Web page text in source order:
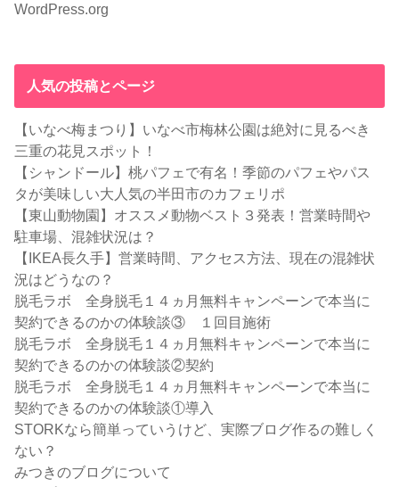
WordPress.org
人気の投稿とページ
【いなべ梅まつり】いなべ市梅林公園は絶対に見るべき
三重の花見スポット！
【シャンドール】桃パフェで有名！季節のパフェやパス
タが美味しい大人気の半田市のカフェリポ
【東山動物園】オススメ動物ベスト３発表！営業時間や
駐車場、混雑状況は？
【IKEA長久手】営業時間、アクセス方法、現在の混雑状
況はどうなの？
脱毛ラボ 全身脱毛１４ヵ月無料キャンペーンで本当に
契約できるのかの体験談③ １回目施術
脱毛ラボ 全身脱毛１４ヵ月無料キャンペーンで本当に
契約できるのかの体験談②契約
脱毛ラボ 全身脱毛１４ヵ月無料キャンペーンで本当に
契約できるのかの体験談①導入
STORKなら簡単っていうけど、実際ブログ作るの難しく
ない？
みつきのブログについて